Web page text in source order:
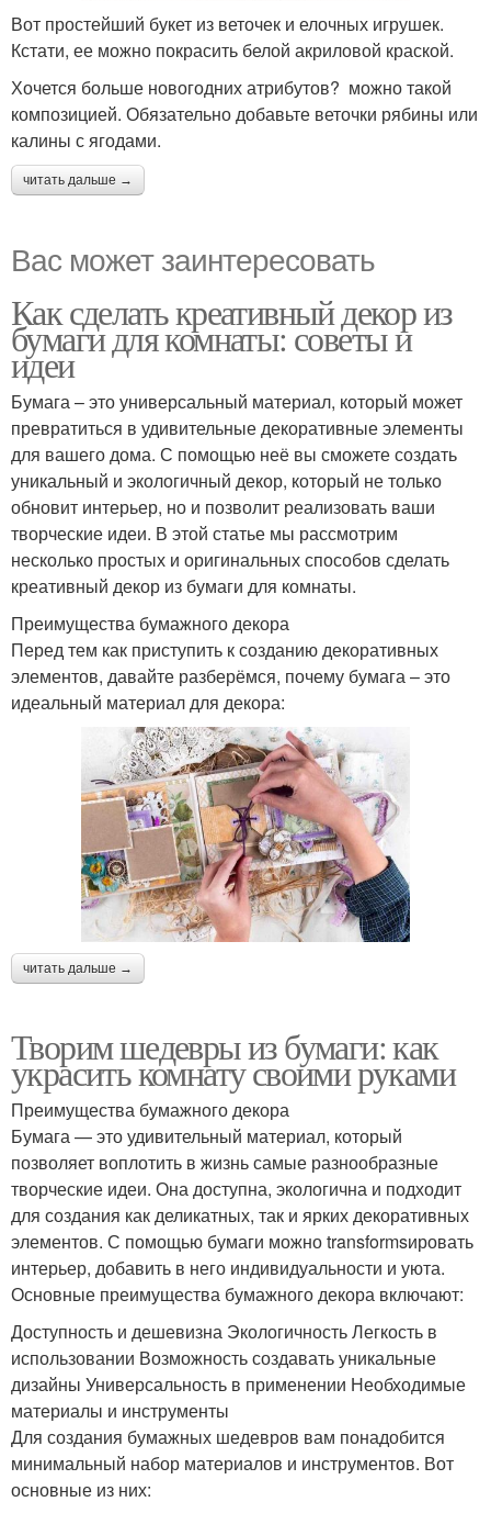
Вот простейший букет из веточек и елочных игрушек.
Кстати, ее можно покрасить белой акриловой краской.
Хочется больше новогодних атрибутов? можно такой
композицией. Обязательно добавьте веточки рябины или
калины с ягодами.
читать дальше →
Вас может заинтересовать
Как сделать креативный декор из
бумаги для комнаты: советы и
идеи
Бумага – это универсальный материал, который может
превратиться в удивительные декоративные элементы
для вашего дома. С помощью неё вы сможете создать
уникальный и экологичный декор, который не только
обновит интерьер, но и позволит реализовать ваши
творческие идеи. В этой статье мы рассмотрим
несколько простых и оригинальных способов сделать
креативный декор из бумаги для комнаты.
Преимущества бумажного декора
Перед тем как приступить к созданию декоративных
элементов, давайте разберёмся, почему бумага – это
идеальный материал для декора:
читать дальше →
Творим шедевры из бумаги: как
украсить комнату своими руками
Преимущества бумажного декора
Бумага — это удивительный материал, который
позволяет воплотить в жизнь самые разнообразные
творческие идеи. Она доступна, экологична и подходит
для создания как деликатных, так и ярких декоративных
элементов. С помощью бумаги можно transformsировать
интерьер, добавить в него индивидуальности и уюта.
Основные преимущества бумажного декора включают:
Доступность и дешевизна Экологичность Легкость в
использовании Возможность создавать уникальные
дизайны Универсальность в применении Необходимые
материалы и инструменты
Для создания бумажных шедевров вам понадобится
минимальный набор материалов и инструментов. Вот
основные из них: